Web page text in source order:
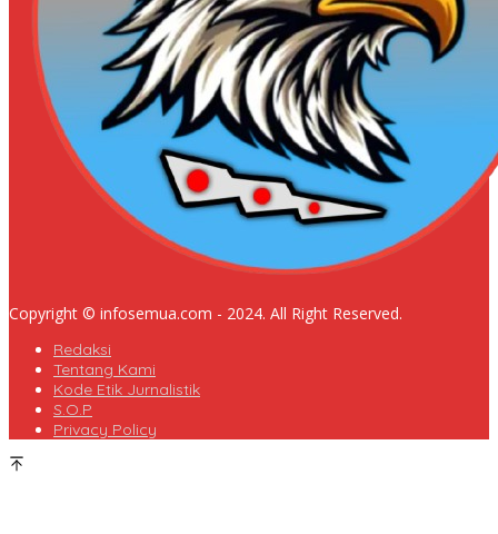
Copyright © infosemua.com - 2024. All Right Reserved.
Redaksi
Tentang Kami
Kode Etik Jurnalistik
S.O.P
Privacy Policy